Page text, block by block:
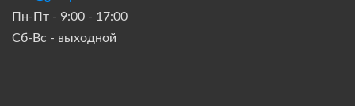
Пн-Пт - 9:00 - 17:00
Сб-Вс - выходной